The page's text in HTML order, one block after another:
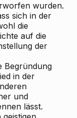
wurden.
sich in der
die
auf die
der
Begründung
in der
und
lässt.